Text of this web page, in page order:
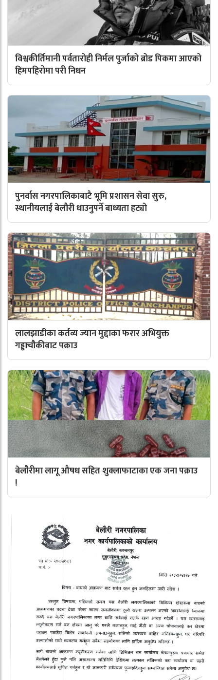
विश्वकीर्तिमानी पर्वतारोही निर्मल पुर्जाको ब्रोड पिकमा आएको
हिमपहिरोमा परी निधन
पुनर्वास नगरपालिकाबाटै भूमि प्रशासन सेवा सुरु,
स्थानीयलाई बेलौरी धाउनुपर्ने बाध्यता हट्यो
लालझाडीका कर्तव्य ज्यान मुद्दाका फरार अभियुक्त
गड्डाचौकीबाट पक्राउ
बेलौरीमा लागू औषध सहित शुक्लाफाटाका एक जना पक्राउ
!